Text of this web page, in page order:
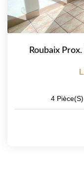
Roubaix
4 Pièce(s)